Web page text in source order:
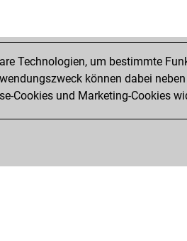
Technologien, um bestimmte
können dabei
Cookies und Marketing-Cookies